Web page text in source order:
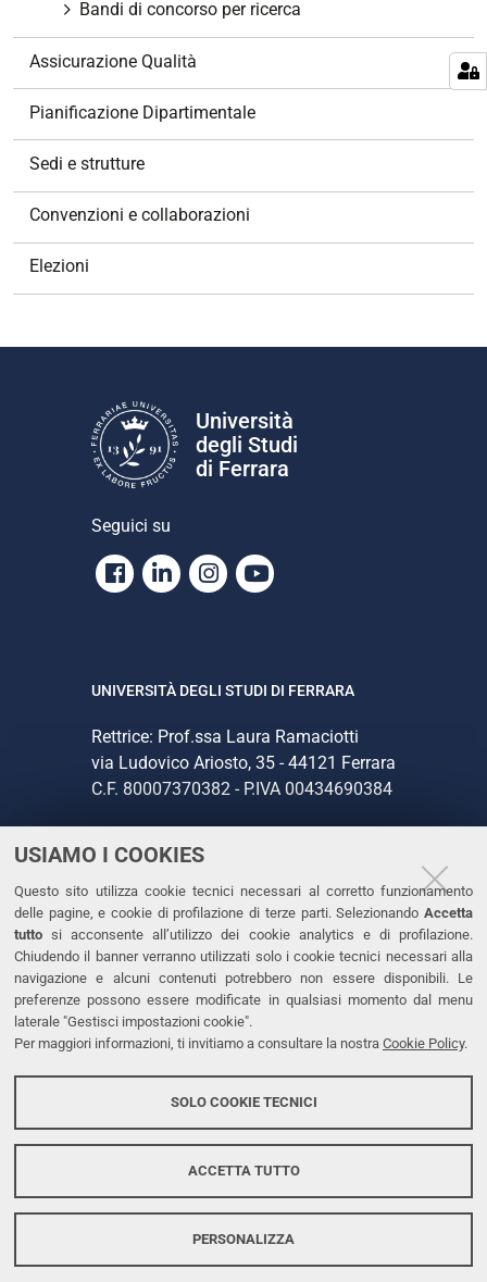
USIAMO I COOKIES
Questo sito utilizza cookie tecnici necessari al corretto funzionamento
delle pagine, e cookie di profilazione di terze parti. Selezionando Accetta
tutto si acconsente all’utilizzo dei cookie analytics e di profilazione.
Chiudendo il banner verranno utilizzati solo i cookie tecnici necessari alla
navigazione e alcuni contenuti potrebbero non essere disponibili. Le
preferenze possono essere modificate in qualsiasi momento dal menu
laterale "Gestisci impostazioni cookie".
Per maggiori informazioni, ti invitiamo a consultare la nostra Cookie Policy.
SOLO COOKIE TECNICI
ACCETTA TUTTO
PERSONALIZZA
n
Bandi di concorso per ricerca
Assicurazione Qualità
Pianificazione Dipartimentale
Sedi e strutture
Convenzioni e collaborazioni
Elezioni
Università
degli Studi
di Ferrara
Seguici su
Facebook
LinkedinInstagram
Youtube
UNIVERSITÀ DEGLI STUDI DI FERRARA
Rettrice: Prof.ssa Laura Ramaciotti
via Ludovico Ariosto, 35 - 44121 Ferrara
C.F. 80007370382 - P.IVA 00434690384
CONTATTI
Tel. +39 0532 293111
Fax. +39 0532 293031
PEC
LINKS
Dichiarazione di accessibilità
Protezione dati personali